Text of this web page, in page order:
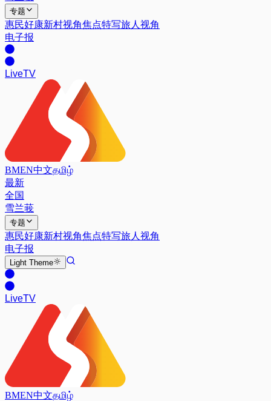
专题
惠民好康新村视角焦点特写旅人视角
电子报
LiveTV
BMEN中文தமிழ்
最新
全国
雪兰莪
专题
惠民好康新村视角焦点特写旅人视角
电子报
Light Theme
LiveTV
BMEN中文தமிழ்